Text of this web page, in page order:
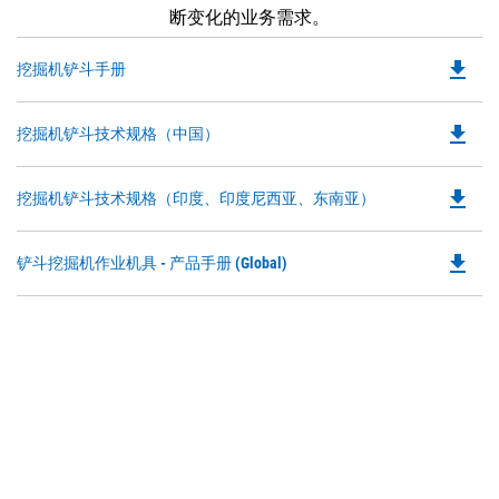
断变化的业务需求。
挖掘机铲斗手册
a
file_download
挖掘机铲斗技术规格（中国）
a
file_download
挖掘机铲斗技术规格（印度、印度尼西亚、东南亚）
a
file_download
铲斗挖掘机作业机具 - 产品手册 (Global) file_download